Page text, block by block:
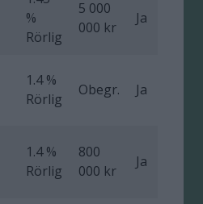
%
Rörlig
5 000
000 kr
Ja
1.4 %
Rörlig
Obegr. Ja
1.4 %
Rörlig
800
000 kr
Ja